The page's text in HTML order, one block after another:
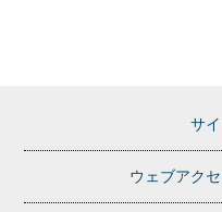
サ
ウェブアク